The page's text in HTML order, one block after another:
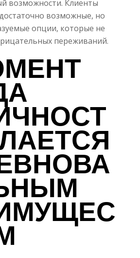
возможности. Клиенты
возможные, но
опции, которые не
переживаний.